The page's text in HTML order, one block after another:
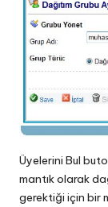
Üyelerini Bul
mantık olarak
gerektiği için bir